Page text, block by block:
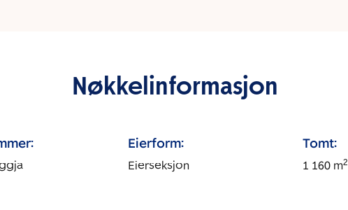
Nøkkelinformasjon
Eierform:
Eierseksjon
Tomt:
1 160 m2